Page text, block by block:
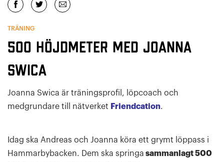
TRÄNING
500 höjdmeter med Joanna
Swica
Joanna Swica är träningsprofil, löpcoach och
medgrundare till nätverket Friendcation.
Idag ska Andreas och Joanna köra ett grymt löppass i
Hammarbybacken. Dem ska springa sammanlagt 500